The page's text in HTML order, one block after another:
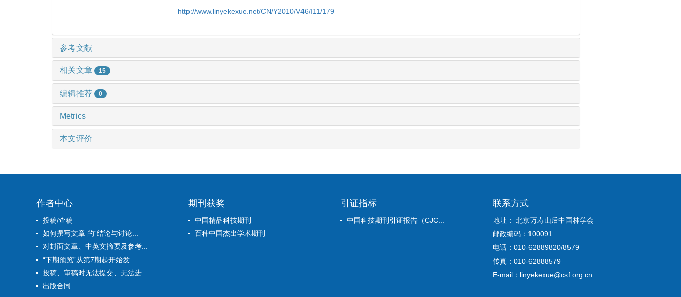
http://www.linyekexue.net/CN/Y2010/V46/I11/179
参考文献
相关文章 15
编辑推荐 0
Metrics
本文评价
作者中心
投稿/查稿
如何撰写文章 的“结论与讨论...
对封面文章、中英文摘要及参考...
“下期预览”从第7期起开始发...
投稿、审稿时无法提交、无法进...
出版合同
期刊获奖
中国精品科技期刊
百种中国杰出学术期刊
引证指标
中国科技期刊引证报告（CJC...
联系方式
地址： 北京万寿山后中国林学会
邮政编码：100091
电话：010-62889820/8579
传真：010-62888579
E-mail：linyekexue@csf.org.cn